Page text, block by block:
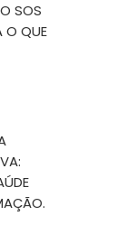
SOS
O QUE